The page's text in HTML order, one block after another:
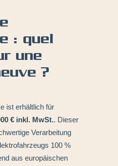
: quel
une
?
ist erhältlich für
€ inkl. MwSt.. Dieser
Verarbeitung
100 %
aus europäischen